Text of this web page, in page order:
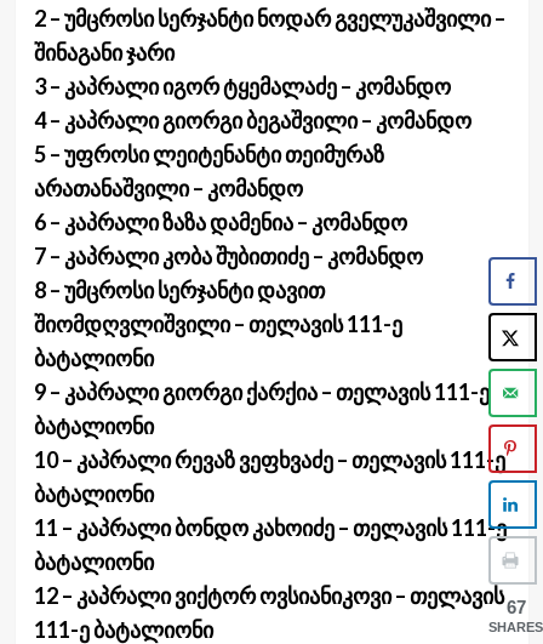
2 – უმცროსი სერჯანტი ნოდარ გველუკაშვილი –
შინაგანი ჯარი
3 – კაპრალი იგორ ტყემალაძე – კომანდო
4 – კაპრალი გიორგი ბეგაშვილი – კომანდო
5 – უფროსი ლეიტენანტი თეიმურაზ
არათანაშვილი – კომანდო
6 – კაპრალი ზაზა დამენია – კომანდო
7 – კაპრალი კობა შუბითიძე – კომანდო
8 – უმცროსი სერჯანტი დავით
შიომდღვლიშვილი – თელავის 111-ე
ბატალიონი
9 – კაპრალი გიორგი ქარქია – თელავის 111-ე
ბატალიონი
10 – კაპრალი რევაზ ვეფხვაძე – თელავის 111-ე
ბატალიონი
11 – კაპრალი ბონდო კახოიძე – თელავის 111-ე
ბატალიონი
12 – კაპრალი ვიქტორ ოვსიანიკოვი – თელავის
111-ე ბატალიონი
67
SHARES